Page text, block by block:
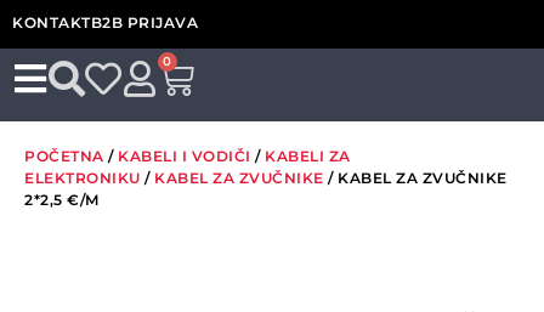
KONTAKTB2B PRIJAVA
0
POČETNA / KABELI I VODIČI / KABELI ZA
ELEKTRONIKU / KABEL ZA ZVUČNIKE / KABEL ZA ZVUČNIKE
2*2,5 €/M